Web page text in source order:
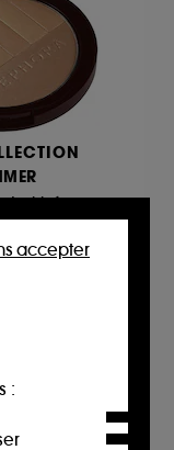
irisée
:
accepter